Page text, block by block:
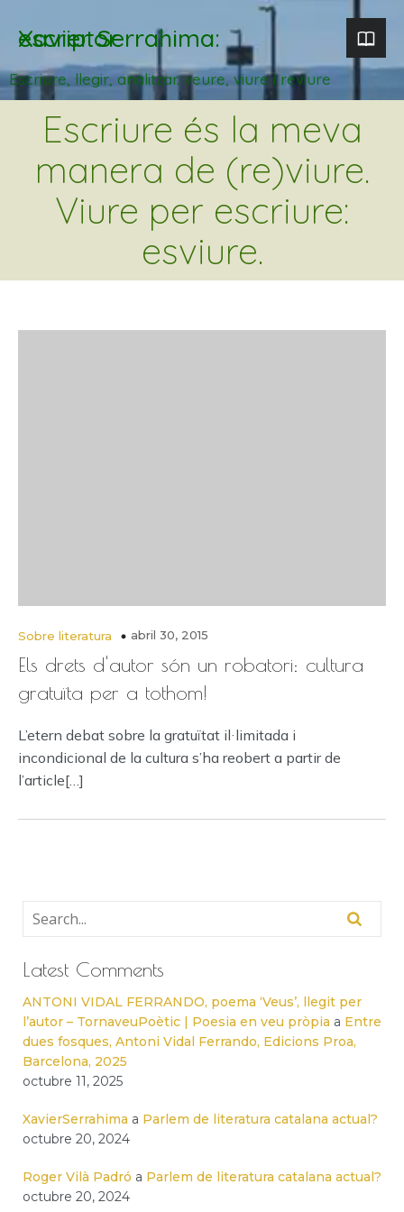
Xavier Serrahima: escriptor
Escriure, llegir, analitzar. veure, viure i reviure
Escriure és la meva
manera de (re)viure.
Viure per escriure:
esviure.
Sobre literatura abril 30, 2015
Els drets d'autor són un robatori: cultura
gratuïta per a tothom!
L’etern debat sobre la gratuïtat il·limitada i
incondicional de la cultura s’ha reobert a partir de
l’article[…]
Latest Comments
ANTONI VIDAL FERRANDO, poema ‘Veus’, llegit per
l’autor – TornaveuPoètic | Poesia en veu pròpia a Entre
dues fosques, Antoni Vidal Ferrando, Edicions Proa,
Barcelona, 2025
octubre 11, 2025
XavierSerrahima a Parlem de literatura catalana actual?
octubre 20, 2024
Roger Vilà Padró a Parlem de literatura catalana actual?
octubre 20, 2024